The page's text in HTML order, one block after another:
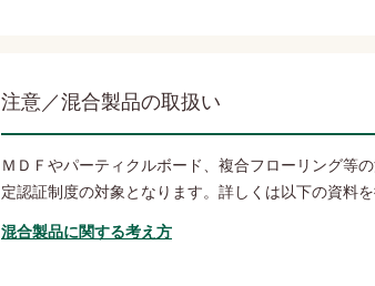
注意／混合製品の取扱い
ＭＤＦやパーティクルボード、複合フローリング等
定認証制度の対象となります。詳しくは以下の資料を
混合製品に関する考え方